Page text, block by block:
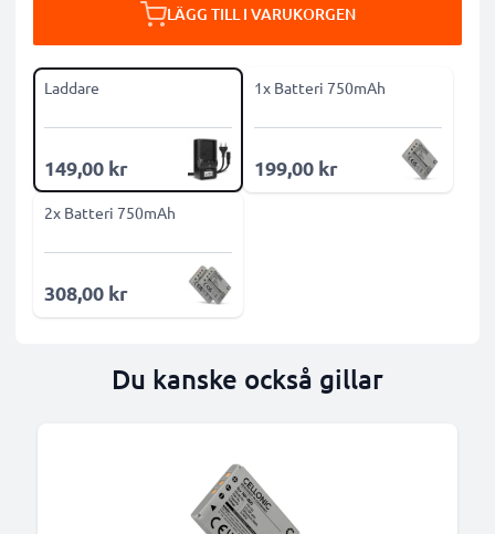
LÄGG TILL I VARUKORGEN
Laddare
149,00 kr
1x Batteri 750mAh
199,00 kr
2x Batteri 750mAh
308,00 kr
Du kanske också gillar